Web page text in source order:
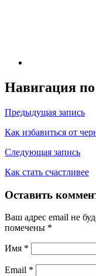
Навигация
Предыдущая запись
Как избавиться от
Следующая запись
Как стать счастливее
Оставить
Ваш адрес email не
помечены *
Имя *
Email *